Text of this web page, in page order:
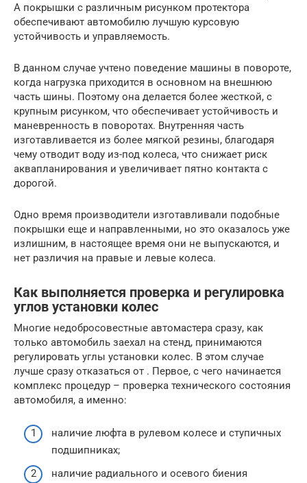
А покрышки с различным рисунком протектора
обеспечивают автомобилю лучшую курсовую
устойчивость и управляемость.
В данном случае учтено поведение машины в повороте,
когда нагрузка приходится в основном на внешнюю
часть шины. Поэтому она делается более жесткой, с
крупным рисунком, что обеспечивает устойчивость и
маневренность в поворотах. Внутренняя часть
изготавливается из более мягкой резины, благодаря
чему отводит воду из-под колеса, что снижает риск
аквапланирования и увеличивает пятно контакта с
дорогой.
Одно время производители изготавливали подобные
покрышки еще и направленными, но это оказалось уже
излишним, в настоящее время они не выпускаются, и
нет различия на правые и левые колеса.
Как выполняется проверка и регулировка
углов установки колес
Многие недобросовестные автомастера сразу, как
только автомобиль заехал на стенд, принимаются
регулировать углы установки колес. В этом случае
лучше сразу отказаться от . Первое, с чего начинается
комплекс процедур – проверка технического состояния
автомобиля, а именно:
наличие люфта в рулевом колесе и ступичных
подшипниках;
наличие радиального и осевого биения